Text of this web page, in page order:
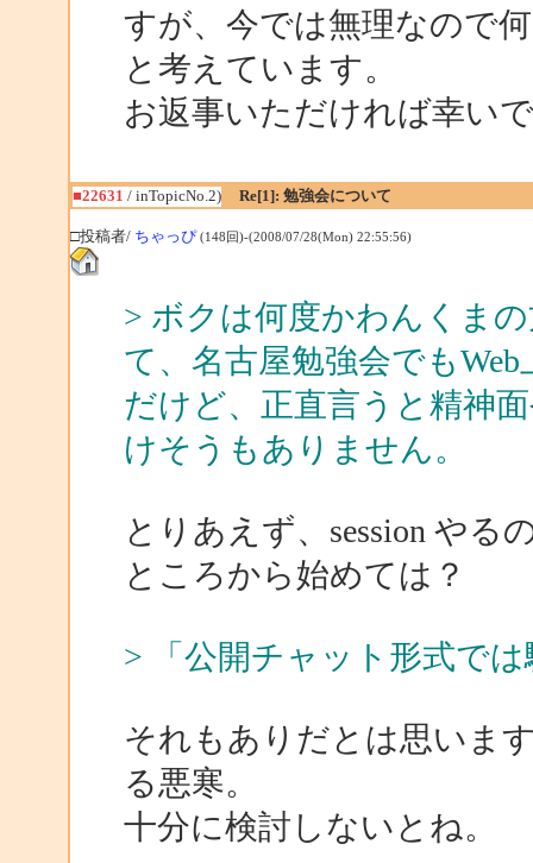
すが、今では無理なので
と考えています。
お返事いただければ幸い
■22631 / inTopicNo.2) Re[1]: 勉強会について
□投稿者/ ちゃっぴ (148回)-(2008/07/28(Mon) 22:55:56)
> ボクは何度かわんくま
て、名古屋勉強会でも
だけど、正直言うと精神
けそうもありません。
とりあえず、session や
ところから始めては？
> 「公開チャット形式で
それもありだとは思いま
る悪寒。
十分に検討しないとね。